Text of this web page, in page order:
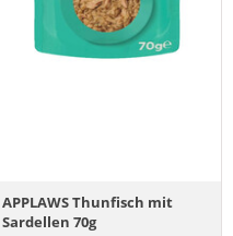
APPLAWS Thunfisch mit
Sardellen 70g